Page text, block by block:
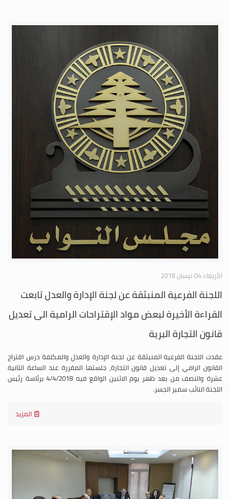
الأربعاء 04 نيسان 2018
اللجنة الفرعية المنبثقة عن لجنة الإدارة والعدل تابعت
القراءة الأخيرة لبعض مواد الإقتراحات الرامية الى تعديل
قانون التجارة البرية
عقدت اللجنة الفرعية المنبثقة عن لجنة الإدارة والعدل والمكلفة درس اقتراح
القانون الرامي إلى تعديل قانون التجارة، جلستها المقررة عند الساعة الثانية
عشرة والنصف من بعد ظهر يوم الاثنين الواقع فيه 4/4/2018 برئاسة رئيس
اللجنة النائب سمير الجسر.
المزيد